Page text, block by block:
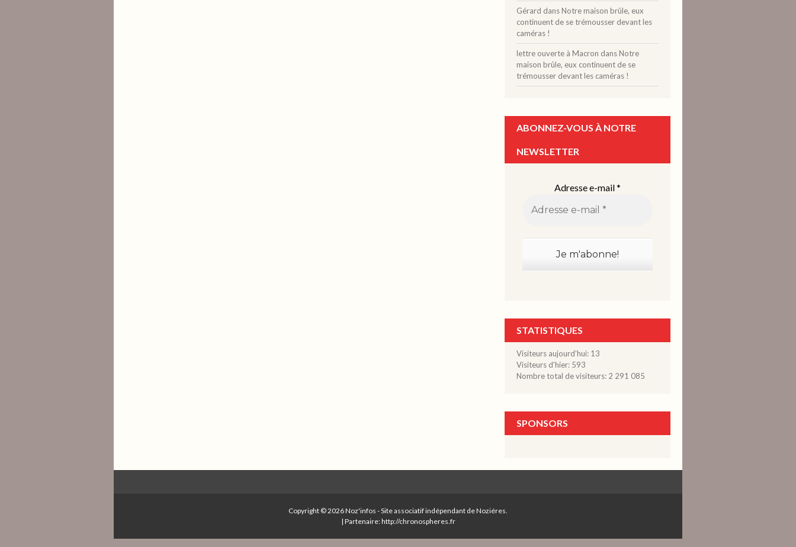
Gérard dansNotre maison brûle, eux
continuent de se trémousser devant les
caméras !
lettre ouverte à Macron dansNotre
maison brûle, eux continuent de se
trémousser devant les caméras !
ABONNEZ-VOUS À NOTRE
NEWSLETTER
Adresse e-mail*
STATISTIQUES
Visiteurs aujourd’hui: 13
Visiteurs d’hier: 593
Nombre total de visiteurs: 2 291 085
SPONSORS
Copyright © 2026Noz'infos - Site associatif indépendant de Noziéres.
| Partenaire: http://chronospheres.fr